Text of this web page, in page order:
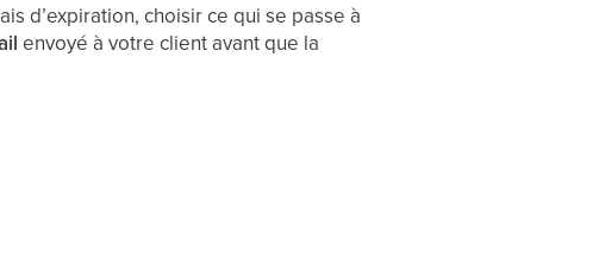
d’expiration, choisir ce qui se passe à
envoyé à votre client avant que la